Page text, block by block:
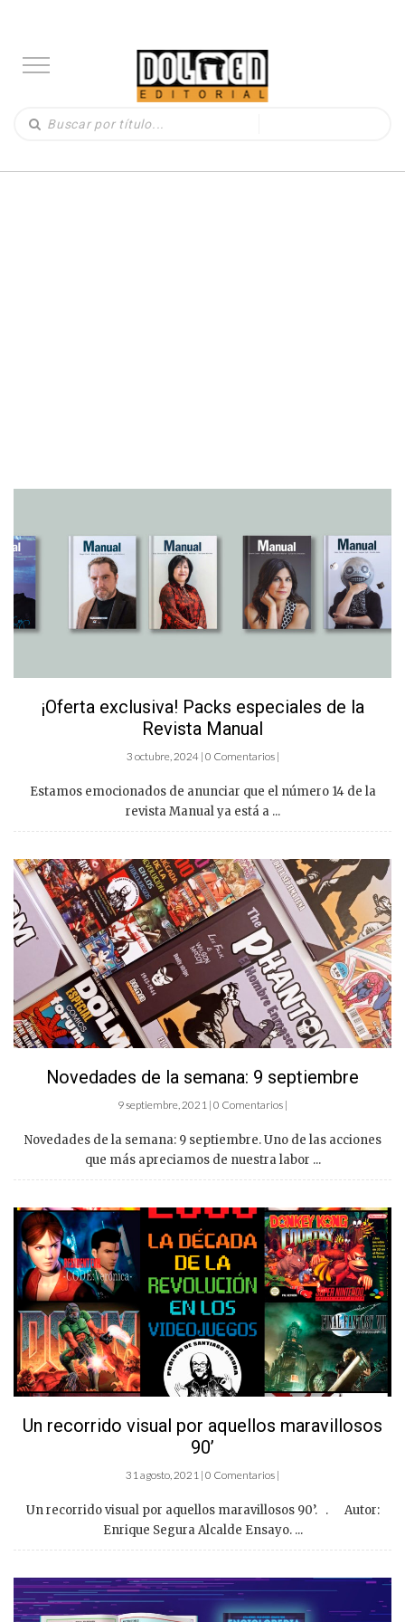
¡Oferta exclusiva! Packs especiales de la
Revista Manual
3 octubre, 2024 | 0 Comentarios |
Estamos emocionados de anunciar que el número 14 de la
revista Manual ya está a ...
Novedades de la semana: 9 septiembre
9 septiembre, 2021 | 0 Comentarios |
Novedades de la semana: 9 septiembre. Uno de las acciones
que más apreciamos de nuestra labor ...
Un recorrido visual por aquellos maravillosos
90’
31 agosto, 2021 | 0 Comentarios |
Un recorrido visual por aquellos maravillosos 90’. . Autor:
Enrique Segura Alcalde Ensayo. ...